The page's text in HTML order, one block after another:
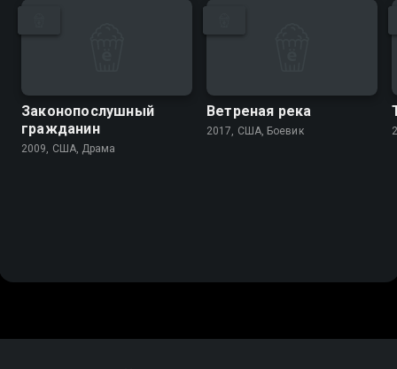
Законопослушный
гражданин
2009, США, Драма
Ветреная река
2017, США, Боевик